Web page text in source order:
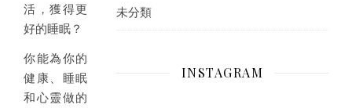
活，獲得更
好的睡眠？
你能為你的
健康、睡眠
和心靈做的
未分類
INSTAGRAM